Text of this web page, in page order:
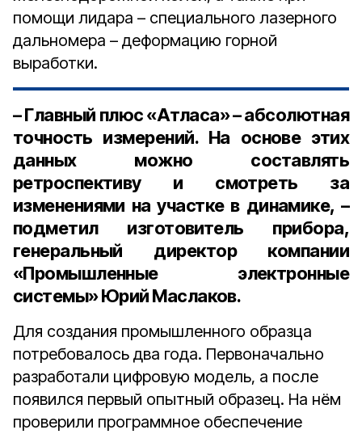
помощи лидара – специального лазерного
дальномера – деформацию горной
выработки.
– Главный плюс «Атласа» – абсолютная
точность измерений. На основе этих
данных можно составлять
ретроспективу и смотреть за
изменениями на участке в динамике, –
подметил изготовитель прибора,
генеральный директор компании
«Промышленные электронные
системы» Юрий Маслаков.
Для создания промышленного образца
потребовалось два года. Первоначально
разработали цифровую модель, а после
появился первый опытный образец. На нём
проверили программное обеспечение